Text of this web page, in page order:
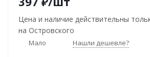
Цена и наличие действительны
на Островского
Мало Нашли дешевле?